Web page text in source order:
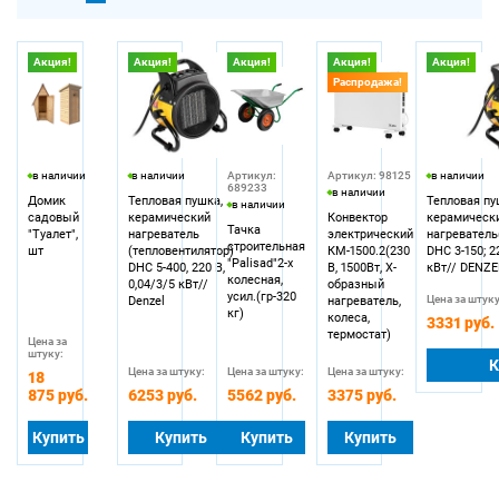
По умолчанию
Акция!
в наличии
Домик
садовый
"Туалет",
шт
Цена за
штуку:
18
875 руб.
Купить
Акция!
в наличии
Тепловая пушка,
керамический
нагреватель
(тепловентилятор)
DHC 5-400, 220 В,
0,04/3/5 кВт//
Denzel
Цена за штуку:
6253 руб.
Купить
Артикул:
689233
Акция!
в наличии
Тачка
строительная
"Palisad"2-х
колесная,
усил.(гр-320
кг)
Цена за штуку:
5562 руб.
Купить
Артикул: 98125
Акция!
Распродажа!
в наличии
Конвектор
электрический
КМ-1500.2(230
В, 1500Вт, X-
образный
нагреватель,
колеса,
термостат)
Цена за штуку:
3375 руб.
Купить
Акция!
в наличии
Тепловая
DHC 3-150;
кВт//
Цена за
3331 руб.